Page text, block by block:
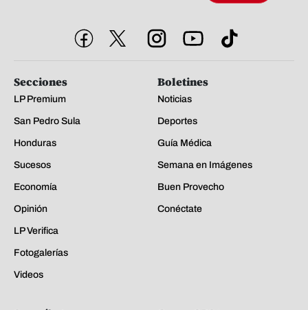
Secciones
LP Premium
San Pedro Sula
Honduras
Sucesos
Economía
Opinión
LP Verifica
Fotogalerías
Videos
Boletines
Noticias
Deportes
Guía Médica
Semana en Imágenes
Buen Provecho
Conéctate